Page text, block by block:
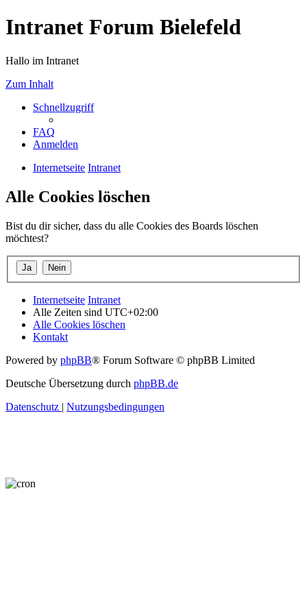
Intranet Forum Bielefeld
Hallo im Intranet
Zum Inhalt
Schnellzugriff
FAQ
Anmelden
Internetseite Intranet
Alle Cookies löschen
Bist du dir sicher, dass du alle Cookies des Boards löschen
möchtest?
Internetseite Intranet
Alle Zeiten sind UTC+02:00
Alle Cookies löschen
Kontakt
Powered by phpBB® Forum Software © phpBB Limited
Deutsche Übersetzung durch phpBB.de
Datenschutz | Nutzungsbedingungen